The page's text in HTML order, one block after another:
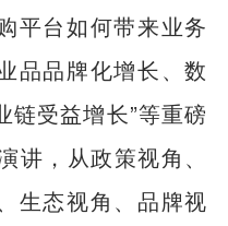
平台如何带来业务
品品牌化增长、数
链受益增长”等重磅
讲，从政策视角、
生态视角、品牌视